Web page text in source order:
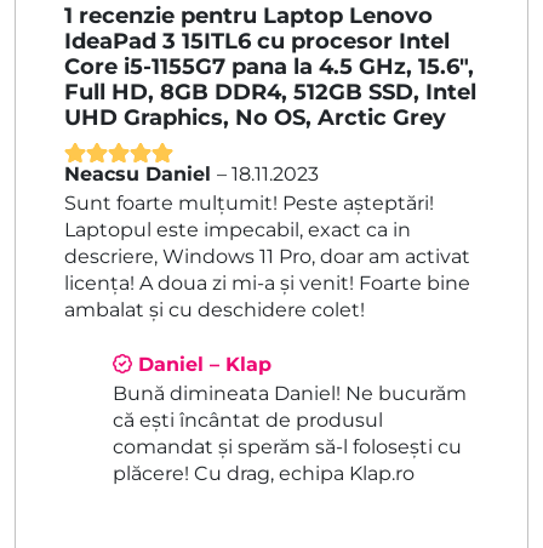
1 recenzie pentru Laptop Lenovo
IdeaPad 3 15ITL6 cu procesor Intel
Core i5-1155G7 pana la 4.5 GHz, 15.6″,
Full HD, 8GB DDR4, 512GB SSD, Intel
UHD Graphics, No OS, Arctic Grey
Evaluat la5
din 5
Neacsu Daniel – 18.11.2023
Sunt foarte mulțumit! Peste așteptări!
Laptopul este impecabil, exact ca in
descriere, Windows 11 Pro, doar am activat
licența! A doua zi mi-a și venit! Foarte bine
ambalat și cu deschidere colet!
Daniel – Klap
Bună dimineata Daniel! Ne bucurăm
că ești încântat de produsul
comandat și sperăm să-l folosești cu
plăcere! Cu drag, echipa Klap.ro